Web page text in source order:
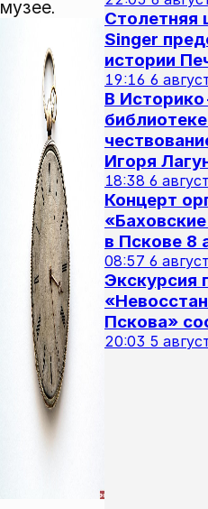
музее.
Столетняя
Singer
истории
19:16 6
В
Игоря
18:38 6
Концерт
в Пскове 8
08:57 6
Экскурсия
Пскова»
20:03 5